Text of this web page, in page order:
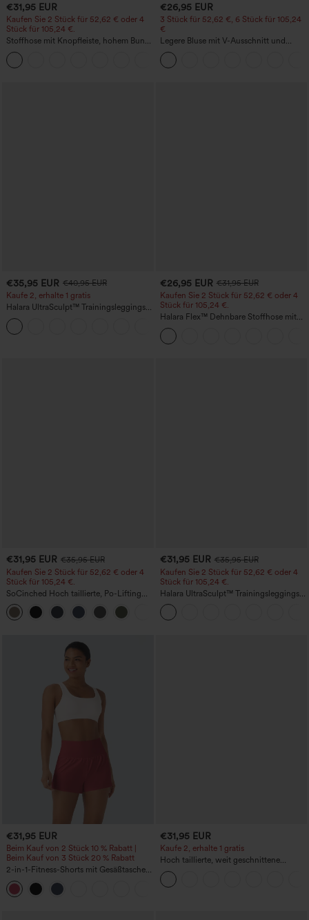
€31,95 EUR
Kaufen Sie 2 Stück für 52,62 € oder 4
Stück für 105,24 €.
Stoffhose mit Knopfleiste, hohem Bund,
mehreren Taschen und geradem Bein
€26,95 EUR
3 Stück für 52,62 €, 6 Stück für 105,24
€
Legere Bluse mit V-Ausschnitt und
kurzen Puffärmeln
€35,95 EUR €40,95 EUR
Kaufe 2, erhalte 1 gratis
Halara UltraSculpt™ Trainingsleggings
mit hohem Bund – raffende Push-up-
Po-Form, Bauchkontrolle, Taschen und
formende Passform
€26,95 EUR €31,95 EUR
Kaufen Sie 2 Stück für 52,62 € oder 4
Stück für 105,24 €.
Halara Flex™ Dehnbare Stoffhose mit
hohem Bund, Waffelmuster,
Seitentaschen und weitem Bein
€31,95 EUR €35,95 EUR
Kaufen Sie 2 Stück für 52,62 € oder 4
Stück für 105,24 €.
SoCinched Hoch taillierte, Po-Lifting
7/8-Trainingsleggings mit
Bauchkontrolle und Seitentaschen
€31,95 EUR €35,95 EUR
Kaufen Sie 2 Stück für 52,62 € oder 4
Stück für 105,24 €.
Halara UltraSculpt™ Trainingsleggings
mit hoher Taille – formend, Po-Lifting,
Bauchkontrolle und mit Taschen
€31,95 EUR
Beim Kauf von 2 Stück 10 % Rabatt |
Beim Kauf von 3 Stück 20 % Rabatt
2-in-1-Fitness-Shorts mit Gesäßtasche
und seitlicher versteckter Tasche 6,3 cm
€31,95 EUR
Kaufe 2, erhalte 1 gratis
Hoch taillierte, weit geschnittene
Freizeithose aus Leinenmischung mit
Kordelzug und Taschen